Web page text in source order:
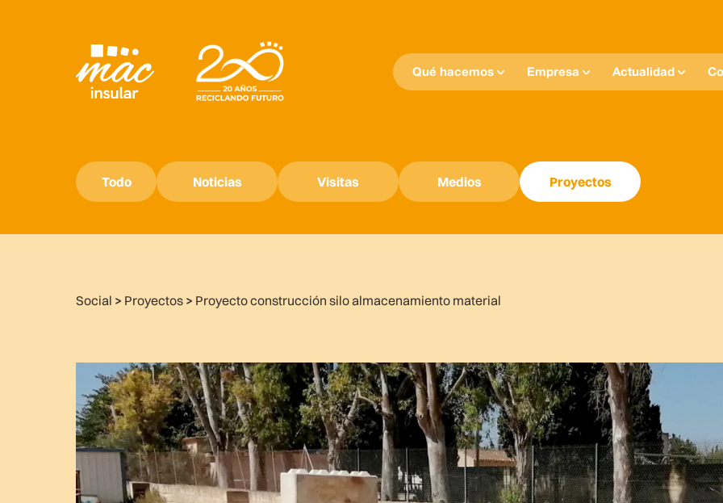
Qué hacemos Empresa Actualidad
Todo Noticias Visitas Medios Proyectos
Social > Proyectos > Proyecto construcción silo almacenamiento material